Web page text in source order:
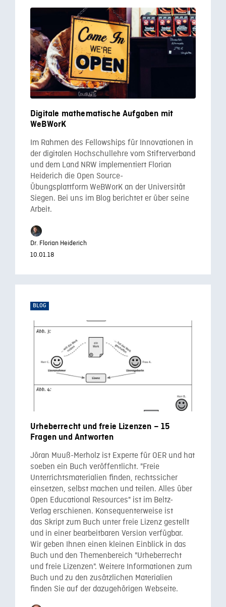
Digitale mathematische Aufgaben mit
WeBWorK
Im Rahmen des Fellowships für Innovationen in
der digitalen Hochschullehre vom Stifterverband
und dem Land NRW implementiert Florian
Heiderich die Open Source-
Übungsplattform WeBWorK an der Universität
Siegen. Bei uns im Blog berichtet er über seine
Arbeit.
Dr. Florian Heiderich
10.01.18
BLOG
Urheberrecht und freie Lizenzen – 15
Fragen und Antworten
Jöran Muuß-Merholz ist Experte für OER und hat
soeben ein Buch veröffentlicht. "Freie
Unterrichtsmaterialien finden, rechtssicher
einsetzen, selbst machen und teilen. Alles über
Open Educational Resources" ist im Beltz-
Verlag erschienen. Konsequenterweise ist
das Skript zum Buch unter freie Lizenz gestellt
und in einer bearbeitbaren Version verfügbar.
Wir geben Ihnen einen kleinen Einblick in das
Buch und den Themenbereich "Urheberrecht
und freie Lizenzen". Weitere Informationen zum
Buch und zu den zusätzlichen Materialien
finden Sie auf der dazugehörigen Webseite.